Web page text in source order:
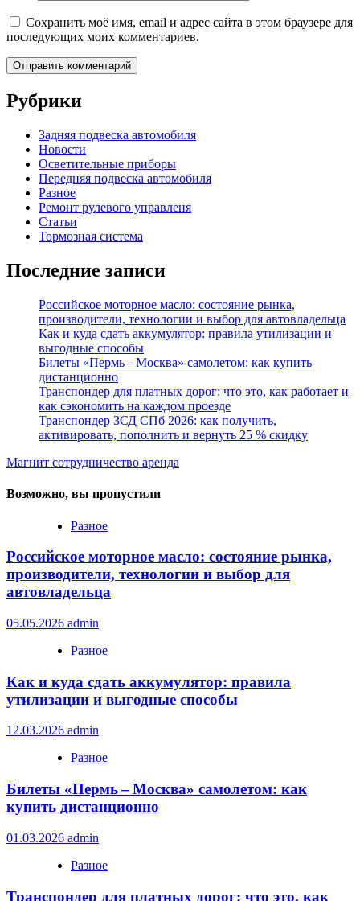
Сохранить моё имя, email и адрес сайта в этом браузере для
последующих моих комментариев.
Рубрики
Задняя подвеска автомобиля
Новости
Осветительные приборы
Передняя подвеска автомобиля
Разное
Ремонт рулевого управленя
Статьи
Тормозная система
Последние записи
Российское моторное масло: состояние рынка,
производители, технологии и выбор для автовладельца
Как и куда сдать аккумулятор: правила утилизации и
выгодные способы
Билеты «Пермь – Москва» самолетом: как купить
дистанционно
Транспондер для платных дорог: что это, как работает и
как сэкономить на каждом проезде
Транспондер ЗСД СПб 2026: как получить,
активировать, пополнить и вернуть 25 % скидку
Магнит сотрудничество аренда
Возможно, вы пропустили
Разное
Российское моторное масло: состояние рынка,
производители, технологии и выбор для
автовладельца
05.05.2026 admin
Разное
Как и куда сдать аккумулятор: правила
утилизации и выгодные способы
12.03.2026 admin
Разное
Билеты «Пермь – Москва» самолетом: как
купить дистанционно
01.03.2026 admin
Разное
Транспондер для платных дорог: что это, как